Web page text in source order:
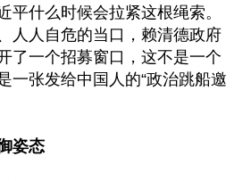
平什么时候会拉紧这根绳索。
人人自危的当口，赖清德政府
了一个招募窗口，这不是一个
一张发给中国人的“政治跳船邀
姿态